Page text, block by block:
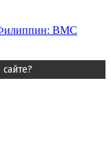
Филиппин: ВМС